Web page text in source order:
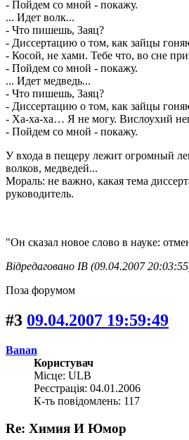
- Пойдем со мной - покажу.
... Идет волк...
- Что пишешь, Заяц?
- Диссертацию о том, как зайцы
- Косой, не хами. Тебе что, во сне
- Пойдем со мной - покажу.
... Идет медведь...
- Что пишешь, Заяц?
- Диссертацию о том, как зайцы
- Ха-ха-ха… Я не могу. Вислоухий
- Пойдем со мной - покажу.
У входа в пещеру лежит огромный
волков, медведей...
Мораль: не важно, какая тема
руководитель.
"Он сказал новое слово в науке:
Відредаговано IB (09.04.2007
Поза форумом
#3 09.04.2007 19:59:49
Banan
Користувач
Місце: ULB
Реєстрація: 04.01.2006
К-ть повідомлень: 117
Re: Химия И Юмор